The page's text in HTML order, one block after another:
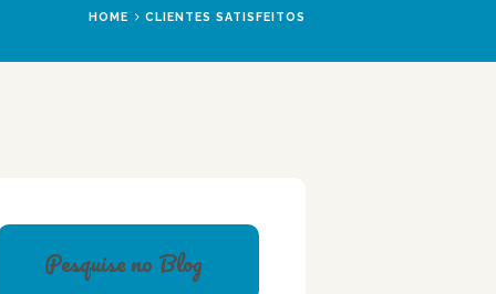
HOME CLIENTES SATISFEITOS
Pesquise no Blog